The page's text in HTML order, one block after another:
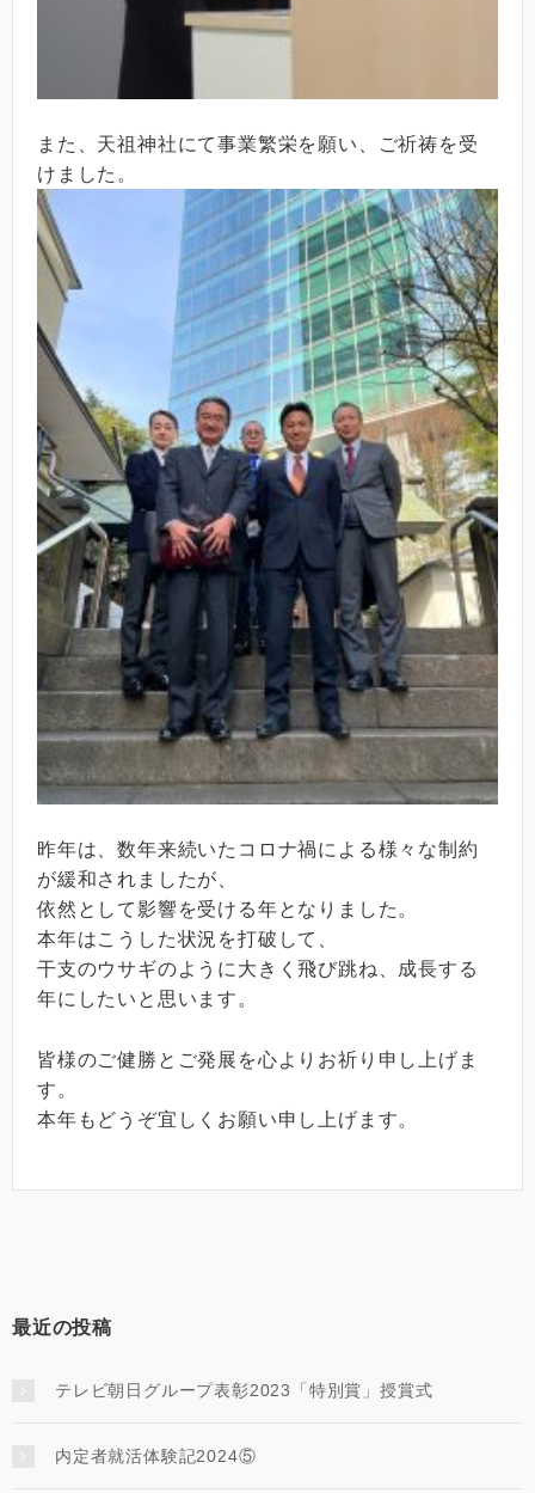
また、天祖神社にて事業繁栄を願い、ご祈祷を受
けました。
昨年は、数年来続いたコロナ禍による様々な制約
が緩和されましたが、
依然として影響を受ける年となりました。
本年はこうした状況を打破して、
干支のウサギのように大きく飛び跳ね、成長する
年にしたいと思います。
皆様のご健勝とご発展を心よりお祈り申し上げま
す。
本年もどうぞ宜しくお願い申し上げます。
最近の投稿
テレビ朝日グループ表彰2023「特別賞」授賞式
内定者就活体験記2024⑤